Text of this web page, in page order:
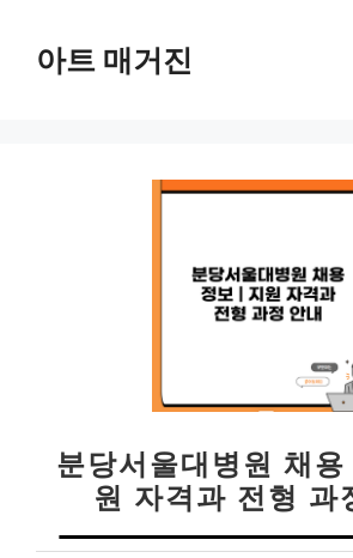
아트 매거진
분당서울대병원 채용
원 자격과 전형 과